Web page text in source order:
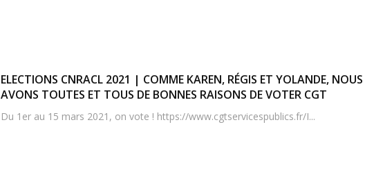
ELECTIONS CNRACL 2021 | COMME KAREN, RÉGIS ET YOLANDE, NOUS
AVONS TOUTES ET TOUS DE BONNES RAISONS DE VOTER CGT
Du 1er au 15 mars 2021, on vote ! https://www.cgtservicespublics.fr/I...